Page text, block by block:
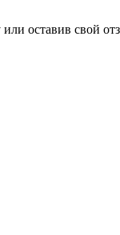
оставив свой